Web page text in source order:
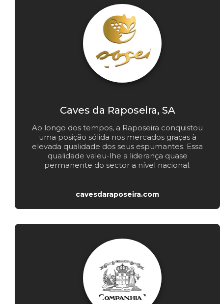
Caves da Raposeira, SA
Ao longo dos tempos, a Raposeira conquistou
uma posição sólida nos mercados graças à
elevada qualidade dos seus espumantes. Essa
qualidade valeu-lhe a liderança quase
permanente do sector a nível nacional.
cavesdaraposeira.com